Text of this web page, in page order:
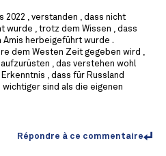
2022 , verstanden , dass nicht
wurde , trotz dem Wissen , dass
herbeigeführt wurde .
dem Westen Zeit gegeben wird ,
, das verstehen wohl
, dass für Russland
sind als die eigenen
Répondre à ce commentaire